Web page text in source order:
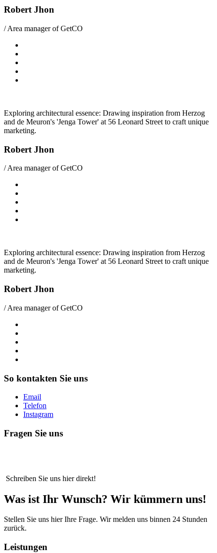
Robert Jhon
/ Area manager of GetCO
Exploring architectural essence: Drawing inspiration from Herzog
and de Meuron's 'Jenga Tower' at 56 Leonard Street to craft unique
marketing.
Robert Jhon
/ Area manager of GetCO
Exploring architectural essence: Drawing inspiration from Herzog
and de Meuron's 'Jenga Tower' at 56 Leonard Street to craft unique
marketing.
Robert Jhon
/ Area manager of GetCO
So kontakten Sie uns
Email
Telefon
Instagram
Fragen Sie uns
Schreiben Sie uns hier direkt!
Was ist Ihr Wunsch? Wir kümmern uns!
Stellen Sie uns hier Ihre Frage. Wir melden uns binnen 24 Stunden
zurück.
Leistungen